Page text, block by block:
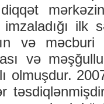
ilk
və məcburi
və
olmuşdur.